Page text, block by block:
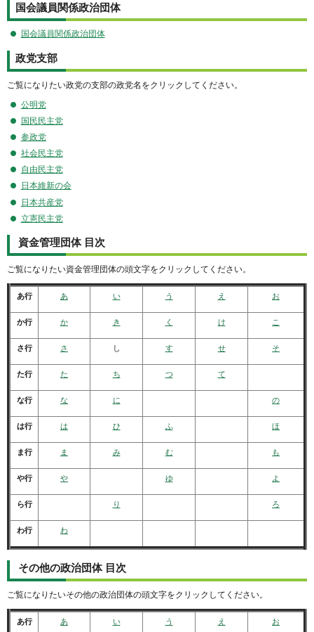
国会議員関係政治団体
国会議員関係政治団体
政党支部
ご覧になりたい政党の支部の政党名をクリックしてください。
公明党
国民民主党
参政党
社会民主党
自由民主党
日本維新の会
日本共産党
立憲民主党
資金管理団体 目次
ご覧になりたい資金管理団体の頭文字をクリックしてください。
あ行 あ い う え お
か行 か き く け こ
さ行 さ し す せ そ
た行 た ち つ て
な行 な に の
は行 は ひ ふ ほ
ま行 ま み む も
や行 や ゆ よ
ら行 り ろ
わ行 わ
その他の政治団体 目次
ご覧になりたいその他の政治団体の頭文字をクリックしてください。
あ行 あ い う え お